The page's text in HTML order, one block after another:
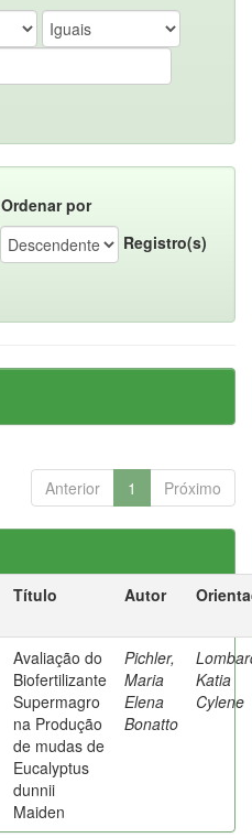
Ordenar por
Registro(s)
Anterior 1 Próximo
Título Autor
Avaliação do
Biofertilizante
Supermagro
na Produção
de mudas de
Eucalyptus
dunnii
Maiden
Pichler,
Maria
Elena
Bonatto
Katia
Cylene